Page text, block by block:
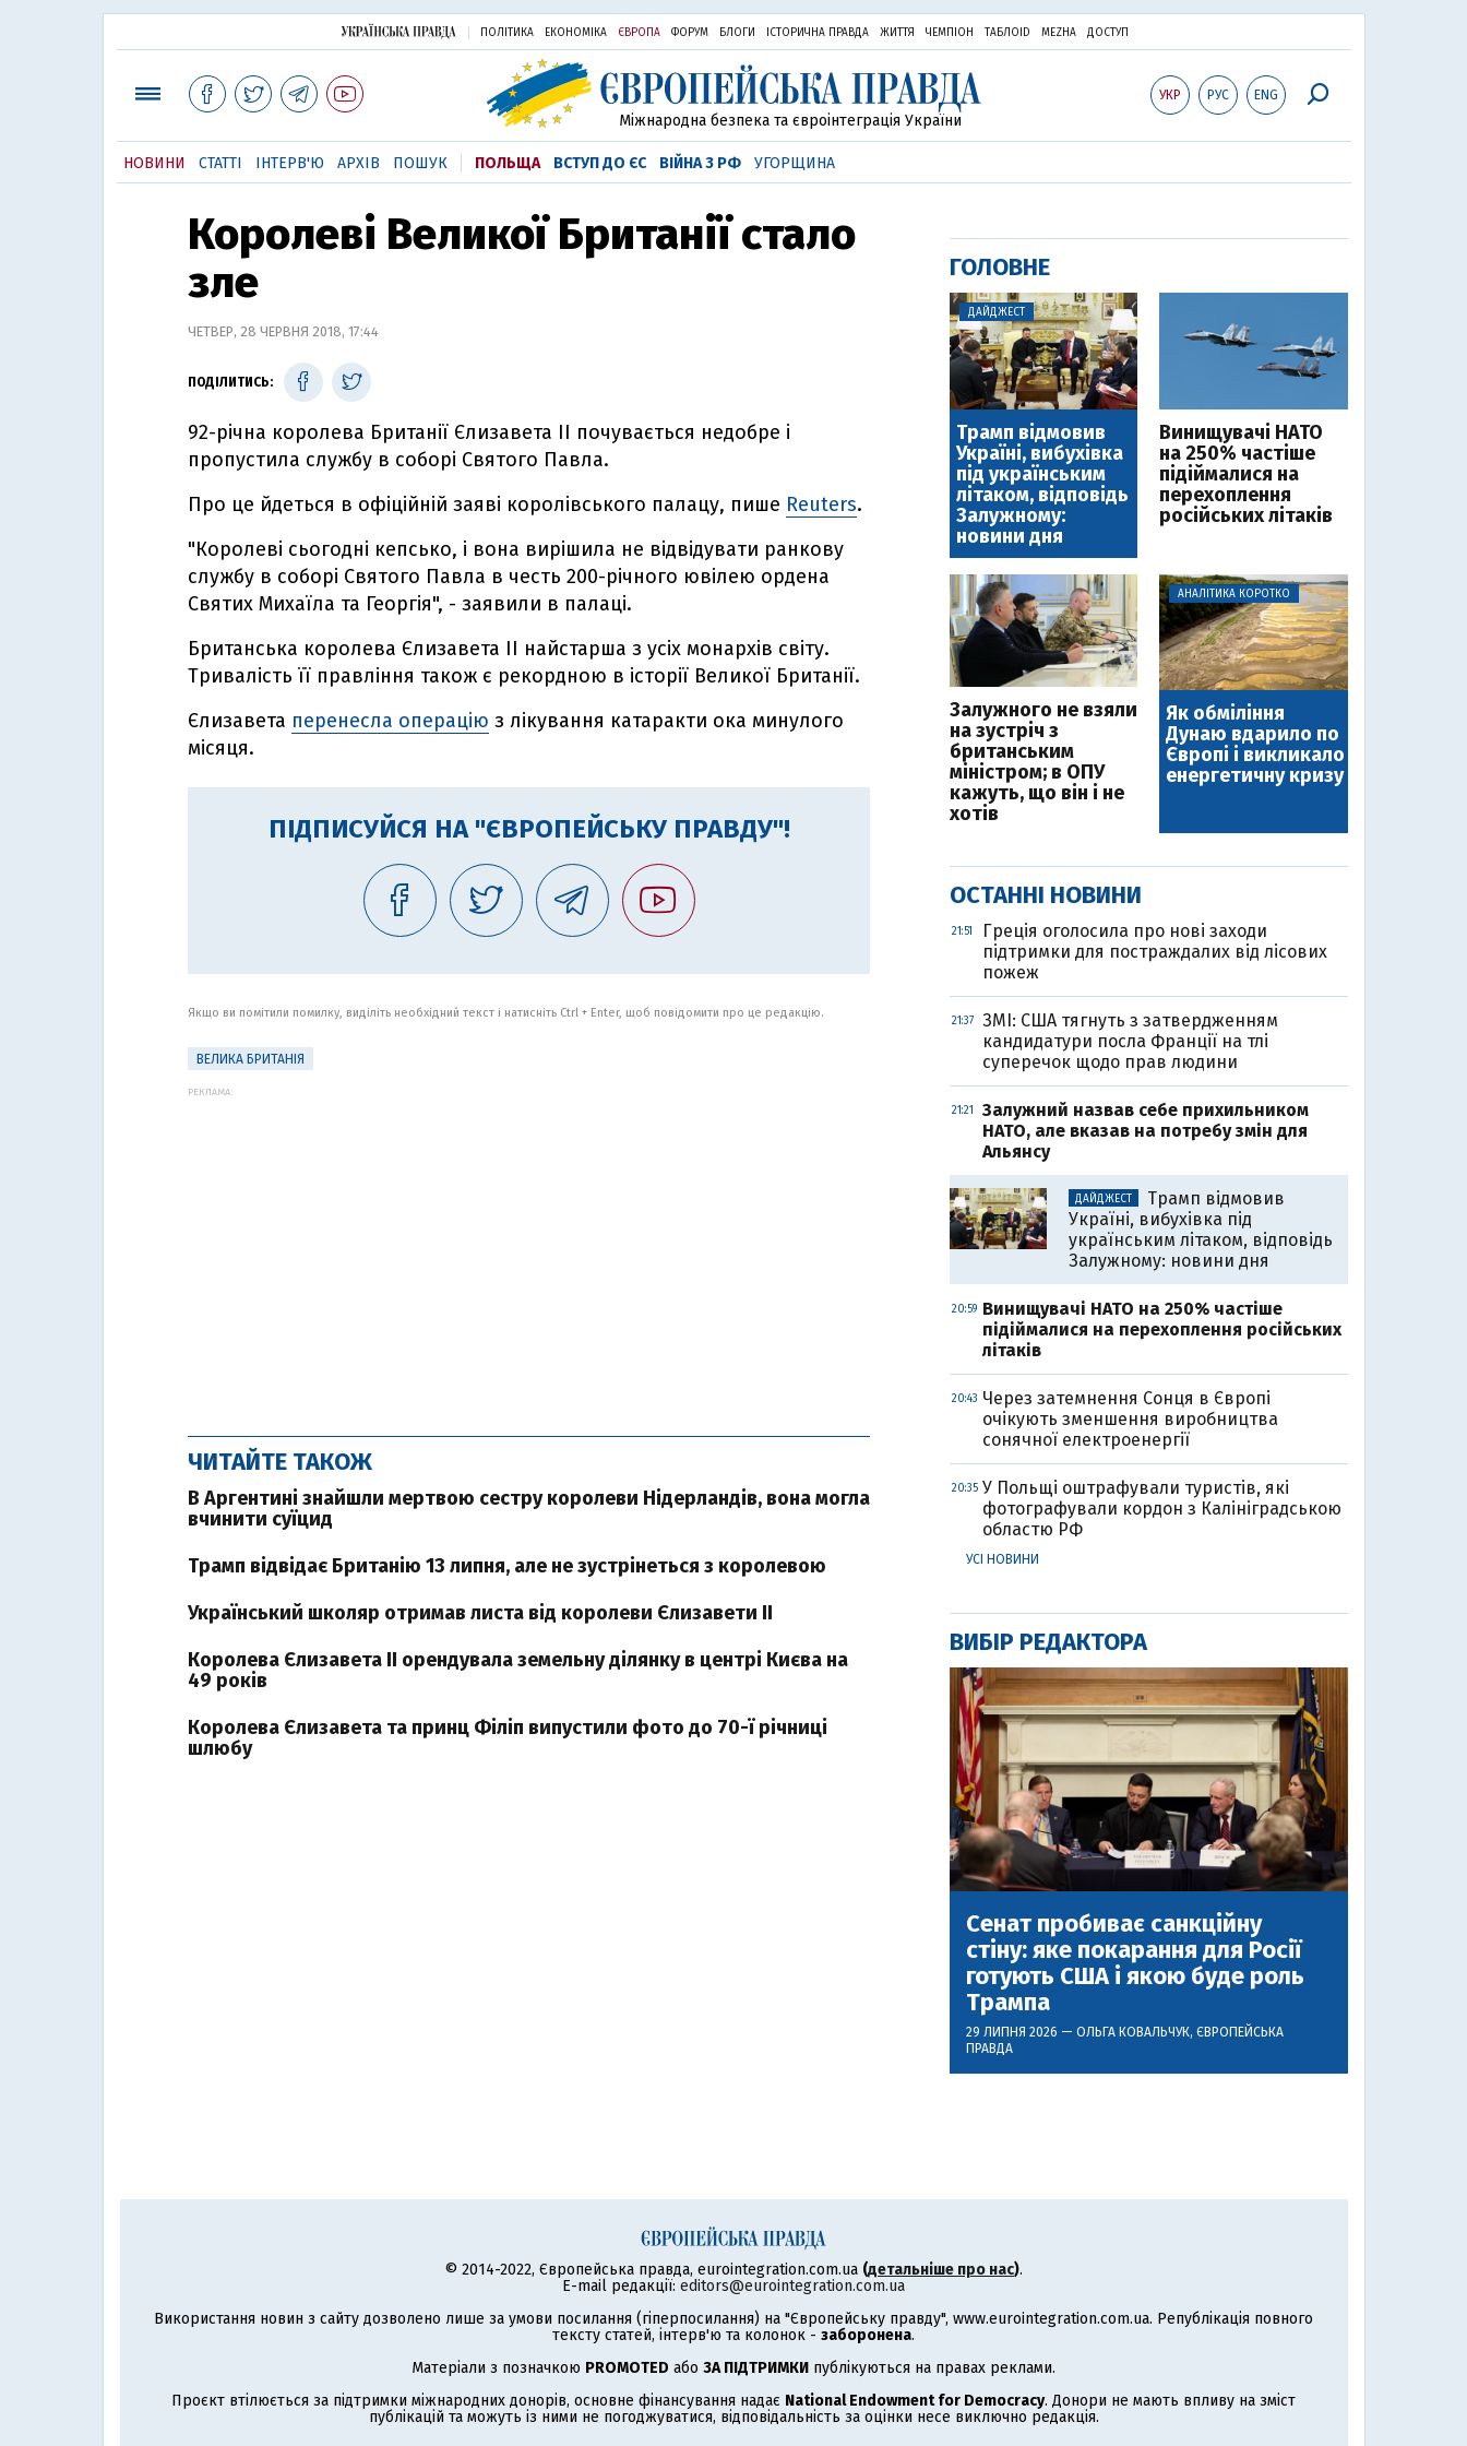
ПОЛІТИКА ЕКОНОМІКА ЄВРОПА ФОРУМ БЛОГИ ІСТОРИЧНА ПРАВДА ЖИТТЯ ЧЕМПІОН ТАБЛОID MEZHA ДОСТУП
УКР РУС ENG
Міжнародна безпека та євроінтеграція України
НОВИНИ СТАТТІ ІНТЕРВ'Ю АРХІВ ПОШУК ПОЛЬЩА ВСТУП ДО ЄС ВІЙНА З РФ УГОРЩИНА
Королеві Великої Британії стало
зле
ЧЕТВЕР, 28 ЧЕРВНЯ 2018, 17:44
ПОДІЛИТИСЬ:
92-річна королева Британії Єлизавета II почувається недобре і
пропустила службу в соборі Святого Павла.
Про це йдеться в офіційній заяві королівського палацу, пише Reuters.
"Королеві сьогодні кепсько, і вона вирішила не відвідувати ранкову
службу в соборі Святого Павла в честь 200-річного ювілею ордена
Святих Михаїла та Георгія", - заявили в палаці.
Британська королева Єлизавета II найстарша з усіх монархів світу.
Тривалість її правління також є рекордною в історії Великої Британії.
Єлизавета перенесла операцію з лікування катаракти ока минулого
місяця.
ПІДПИСУЙСЯ НА "ЄВРОПЕЙСЬКУ ПРАВДУ"!
Якщо ви помітили помилку, виділіть необхідний текст і натисніть Ctrl + Enter, щоб повідомити про це редакцію.
ВЕЛИКА БРИТАНІЯ
РЕКЛАМА:
ЧИТАЙТЕ ТАКОЖ
В Аргентині знайшли мертвою сестру королеви Нідерландів, вона могла
вчинити суїцид
Трамп відвідає Британію 13 липня, але не зустрінеться з королевою
Український школяр отримав листа від королеви Єлизавети II
Королева Єлизавета ІІ орендувала земельну ділянку в центрі Києва на
49 років
Королева Єлизавета та принц Філіп випустили фото до 70-ї річниці
шлюбу
ГОЛОВНЕ
ДАЙДЖЕСТ
Трамп відмовив
Україні, вибухівка
під українським
літаком, відповідь
Залужному:
новини дня
Винищувачі НАТО
на 250% частіше
підіймалися на
перехоплення
російських літаків
Залужного не взяли
на зустріч з
британським
міністром; в ОПУ
кажуть, що він і не
хотів
АНАЛІТИКА КОРОТКО
Як обміління
Дунаю вдарило по
Європі і викликало
енергетичну кризу
ОСТАННІ НОВИНИ
21:51
Греція оголосила про нові заходи
підтримки для постраждалих від лісових
пожеж
21:37
ЗМІ: США тягнуть з затвердженням
кандидатури посла Франції на тлі
суперечок щодо прав людини
21:21
Залужний назвав себе прихильником
НАТО, але вказав на потребу змін для
Альянсу
ДАЙДЖЕСТ
Трамп відмовив
Україні, вибухівка під
українським літаком, відповідь
Залужному: новини дня
20:59 Винищувачі НАТО на 250% частіше
підіймалися на перехоплення російських
літаків
20:43 Через затемнення Сонця в Європі
очікують зменшення виробництва
сонячної електроенергії
20:35 У Польщі оштрафували туристів, які
фотографували кордон з Калініградською
областю РФ
УСІ НОВИНИ
ВИБІР РЕДАКТОРА
Сенат пробиває санкційну
стіну: яке покарання для Росії
готують США і якою буде роль
Трампа
29 ЛИПНЯ 2026 — ОЛЬГА КОВАЛЬЧУК, ЄВРОПЕЙСЬКА
ПРАВДА
© 2014-2022, Європейська правда, eurointegration.com.ua (детальніше про нас).
E-mail редакції: editors@eurointegration.com.ua
Використання новин з сайту дозволено лише за умови посилання (гіперпосилання) на "Європейську правду", www.eurointegration.com.ua. Републікація повного
тексту статей, інтерв'ю та колонок - заборонена.
Матеріали з позначкою PROMOTED або ЗА ПІДТРИМКИ публікуються на правах реклами.
Проєкт втілюється за підтримки міжнародних донорів, основне фінансування надає National Endowment for Democracy. Донори не мають впливу на зміст
публікацій та можуть із ними не погоджуватися, відповідальність за оцінки несе виключно редакція.